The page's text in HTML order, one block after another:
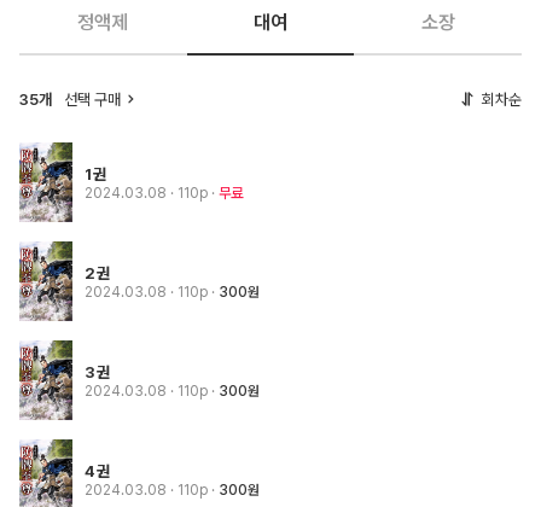
정액제 대여 소장
35개 선택 구매 회차순
1권
2024.03.08 · 110p 무료
2권
2024.03.08 · 110p 300원
3권
2024.03.08 · 110p 300원
4권
2024.03.08 · 110p 300원